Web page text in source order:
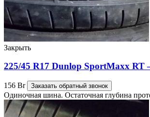
Закрыть
225/45 R17 Dunlop SportMaxx
156 Br Заказать обратный звонок
Одиночная шина. Остаточная глубина